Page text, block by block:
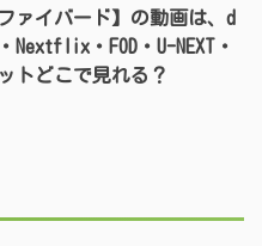
ァイバード】の動画は、d
Nextflix・FOD・U-NEXT・
トどこで見れる？